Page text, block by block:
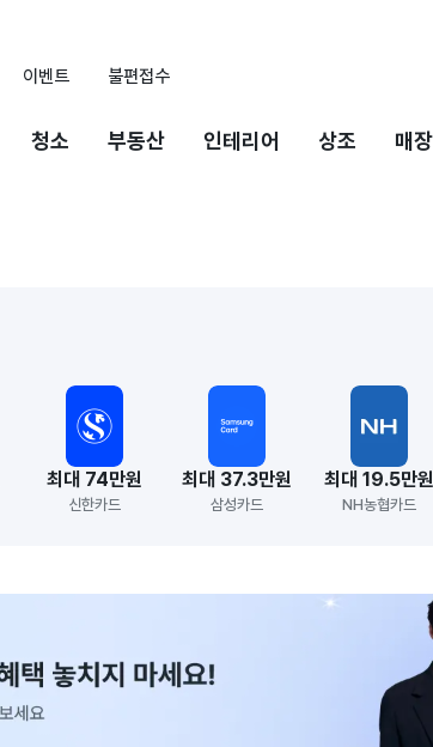
이벤트 불편접수
청소 부동산 인테리어 상조 매
최대 74만원
신한카드
최대 37.3만원
삼성카드
최대 19.5만원
NH농협카드